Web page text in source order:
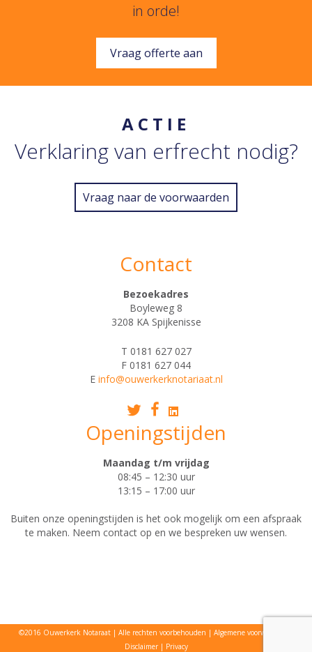
in orde!
Vraag offerte aan
ACTIE
Verklaring van erfrecht nodig?
Vraag naar de voorwaarden
Contact
Bezoekadres
Boyleweg 8
3208 KA Spijkenisse
T 0181 627 027
F 0181 627 044
E info@ouwerkerknotariaat.nl
Openingstijden
Maandag t/m vrijdag
08:45 – 12:30 uur
13:15 – 17:00 uur
Buiten onze openingstijden is het ook mogelijk om een afspraak
te maken. Neem contact op en we bespreken uw wensen.
©2016 Ouwerkerk Notaraat Alle rechten voorbehouden
Algemene voorwaarden
Disclaimer
Privacy